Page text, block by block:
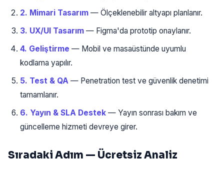
2. Mimari Tasarım — Ölçeklenebilir altyapı planlanır.
3. UX/UI Tasarım — Figma'da prototip onaylanır.
4. Geliştirme — Mobil ve masaüstünde uyumlu
kodlama yapılır.
5. Test & QA — Penetration test ve güvenlik denetimi
tamamlanır.
6. Yayın & SLA Destek — Yayın sonrası bakım ve
güncelleme hizmeti devreye girer.
Sıradaki Adım — Ücretsiz Analiz